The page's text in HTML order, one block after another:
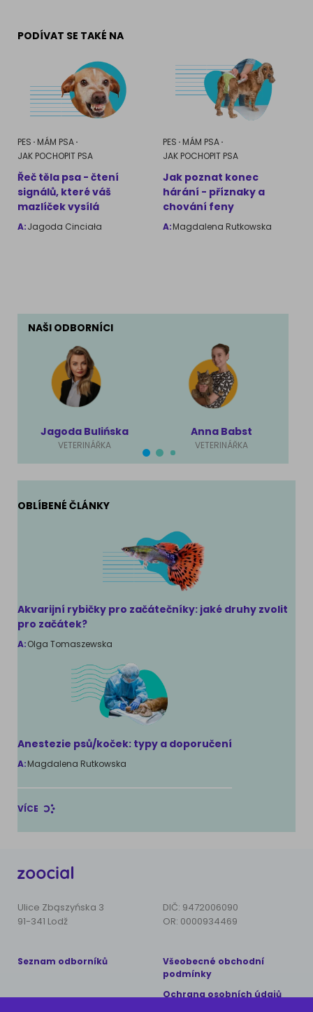
PODÍVAT SE TAKÉ NA
PES MÁM PSA
JAK POCHOPIT PSA
Řeč těla psa - čtení
signálů, které váš
mazlíček vysílá
A:Jagoda Cinciała
PES MÁM PSA
JAK POCHOPIT PSA
Jak poznat konec
hárání - příznaky a
chování feny
A:Magdalena Rutkowska
NAŠI ODBORNÍCI
Jagoda Bulińska
VETERINÁŘKA
Anna Babst
VETERINÁŘKA
OBLÍBENÉ ČLÁNKY
Akvarijní rybičky pro začátečníky: jaké druhy zvolit
pro začátek?
A:Olga Tomaszewska
Anestezie psů/koček: typy a doporučení
A:Magdalena Rutkowska
VÍCE
Ulice Zbąszyńska 3
91-341 Lodž
DIČ: 9472006090
OR: 0000934469
Seznam odborníků
Všeobecné obchodní
podmínky
Ochrana osobních údajů